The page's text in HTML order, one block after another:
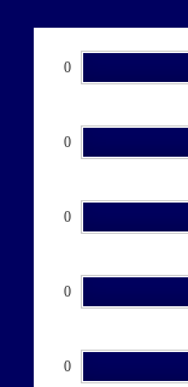
0
0
0
0
0